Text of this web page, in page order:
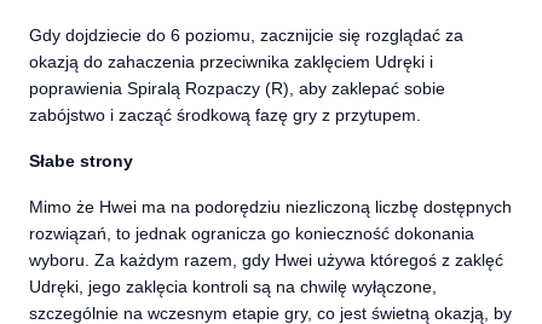
Gdy dojdziecie do 6 poziomu, zacznijcie się rozglądać za
okazją do zahaczenia przeciwnika zaklęciem Udręki i
poprawienia Spiralą Rozpaczy (R), aby zaklepać sobie
zabójstwo i zacząć środkową fazę gry z przytupem.
Słabe strony
Mimo że Hwei ma na podorędziu niezliczoną liczbę dostępnych
rozwiązań, to jednak ogranicza go konieczność dokonania
wyboru. Za każdym razem, gdy Hwei używa któregoś z zaklęć
Udręki, jego zaklęcia kontroli są na chwilę wyłączone,
szczególnie na wczesnym etapie gry, co jest świetną okazją, by